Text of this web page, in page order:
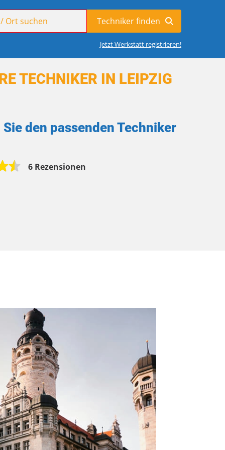
Jetzt Werkstatt registrieren!
TECHNIKER IN LEIPZIG
den passenden Techniker
6 Rezensionen